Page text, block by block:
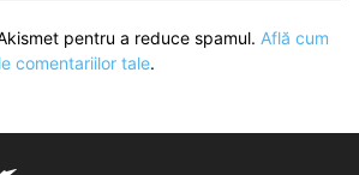
pentru a reduce spamul. Află cum
comentariilor tale.